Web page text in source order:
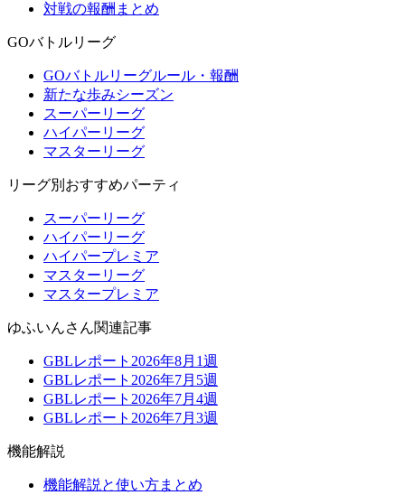
対戦の報酬まとめ
GOバトルリーグ
GOバトルリーグルール・報酬
新たな歩みシーズン
スーパーリーグ
ハイパーリーグ
マスターリーグ
リーグ別おすすめパーティ
スーパーリーグ
ハイパーリーグ
ハイパープレミア
マスターリーグ
マスタープレミア
ゆふいんさん関連記事
GBLレポート2026年8月1週
GBLレポート2026年7月5週
GBLレポート2026年7月4週
GBLレポート2026年7月3週
機能解説
機能解説と使い方まとめ